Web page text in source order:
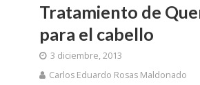
Tratamiento de
para el cabello
3 diciembre, 2013
Carlos Eduardo Rosas Maldonado